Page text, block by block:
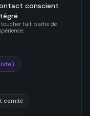
conscient
toucher fait partie de
comité